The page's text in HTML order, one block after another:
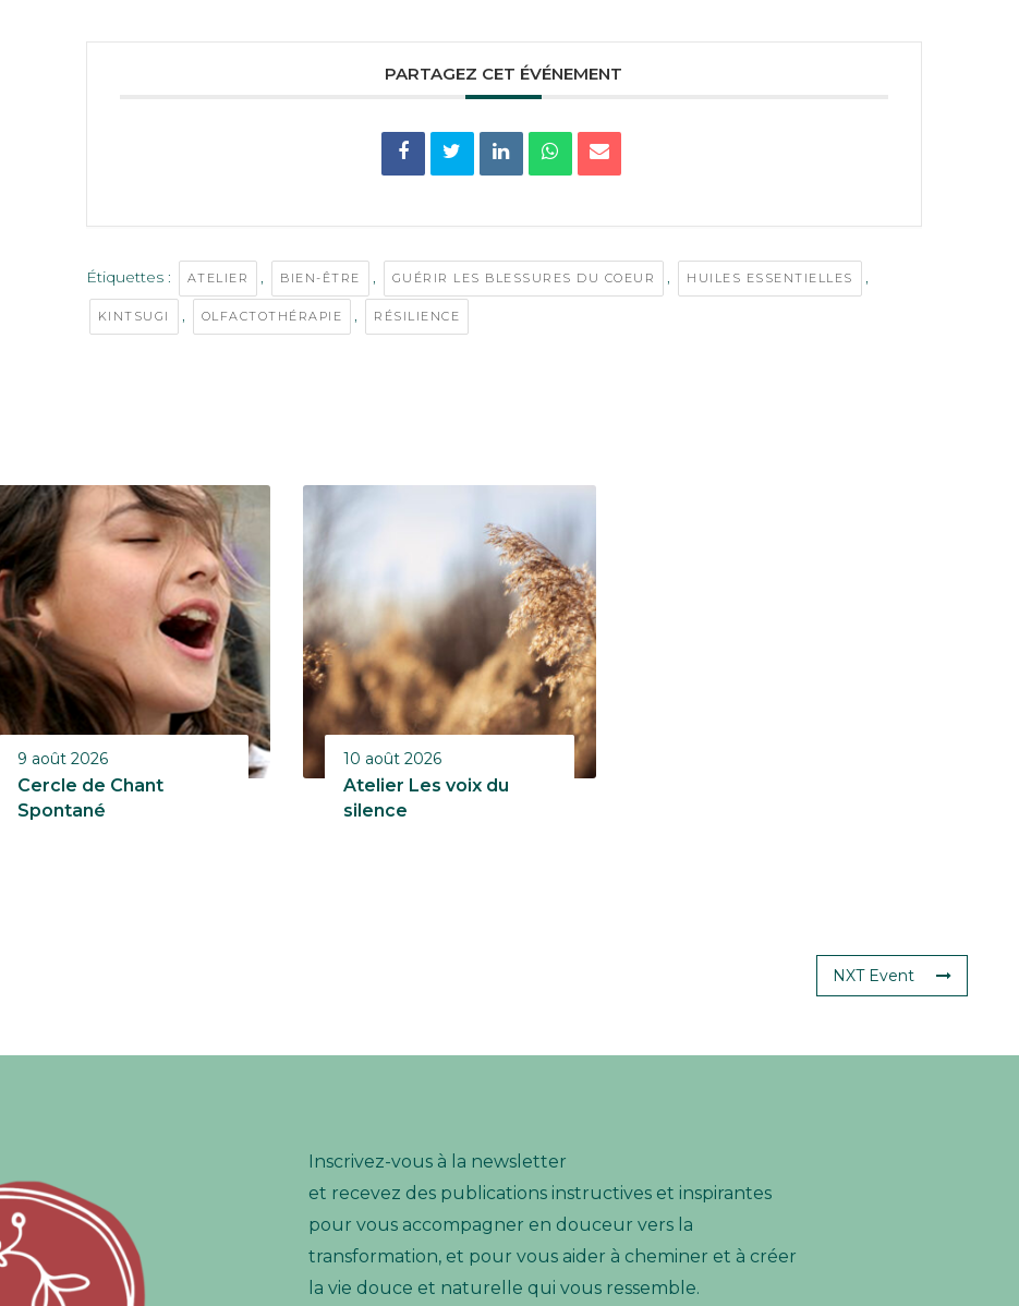
PARTAGEZ CET ÉVÉNEMENT
Étiquettes : ATELIER , BIEN-ÊTRE , GUÉRIR LES BLESSURES DU COEUR , HUILES ESSENTIELLES ,
KINTSUGI , OLFACTOTHÉRAPIE , RÉSILIENCE
9 août 2026
Cercle de Chant
Spontané
10 août 2026
Atelier Les voix du
silence
NXT Event
Inscrivez-vous à la newsletter
et recevez des publications instructives et inspirantes
pour vous accompagner en douceur vers la
transformation, et pour vous aider à cheminer et à créer
la vie douce et naturelle qui vous ressemble.